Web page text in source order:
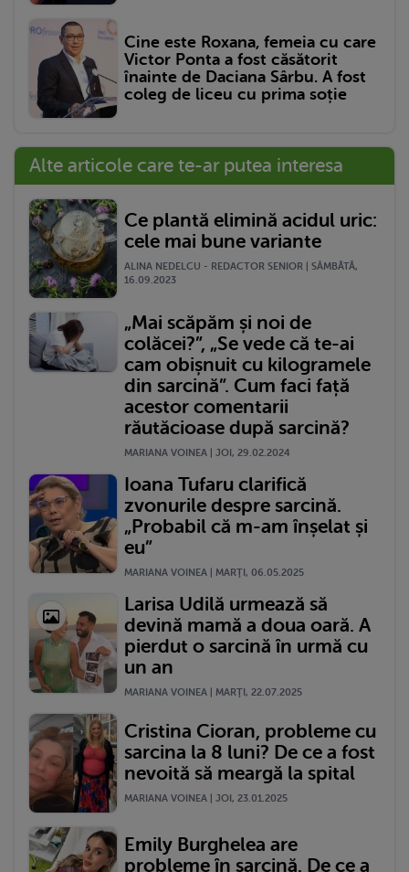
Cine este Roxana, femeia cu care
Victor Ponta a fost căsătorit
înainte de Daciana Sârbu. A fost
coleg de liceu cu prima soție
Alte articole care te-ar putea interesa
Ce plantă elimină acidul uric:
cele mai bune variante
ALINA NEDELCU - REDACTOR SENIOR | SÂMBĂTĂ,
16.09.2023
„Mai scăpăm și noi de
colăcei?”, „Se vede că te-ai
cam obișnuit cu kilogramele
din sarcină”. Cum faci față
acestor comentarii
răutăcioase după sarcină?
MARIANA VOINEA | JOI, 29.02.2024
Ioana Tufaru clarifică
zvonurile despre sarcină.
„Probabil că m-am înșelat și
eu”
MARIANA VOINEA | MARŢI, 06.05.2025
Larisa Udilă urmează să
devină mamă a doua oară. A
pierdut o sarcină în urmă cu
un an
MARIANA VOINEA | MARŢI, 22.07.2025
Cristina Cioran, probleme cu
sarcina la 8 luni? De ce a fost
nevoită să meargă la spital
MARIANA VOINEA | JOI, 23.01.2025
Emily Burghelea are
probleme în sarcină. De ce a